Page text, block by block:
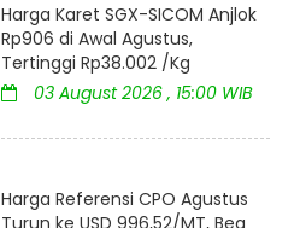
Harga Karet SGX-SICOM Anjlok
Rp906 di Awal Agustus,
Tertinggi Rp38.002 /Kg
03 August 2026 , 15:00 WIB
Harga Referensi CPO Agustus